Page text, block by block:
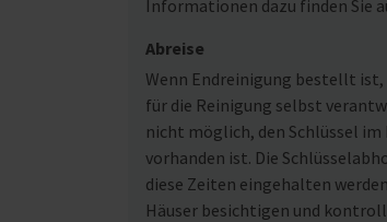
Informationen dazu finden Sie
Abreise
Wenn Endreinigung bestellt ist,
für die Reinigung selbst
nicht möglich, den Schlüssel im
vorhanden ist. Die
diese Zeiten eingehalten
Häuser besichtigen und